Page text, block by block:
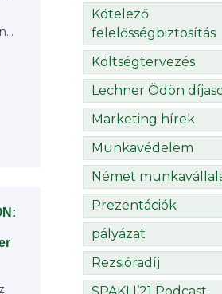
Kötelező
felelősségbiztosítás
Költségtervezés
Lechner Ödön
Marketing hírek
Munkavédelem
Német
Prezentációk
pályázat
Rezsióradíj
SPAKLI’21 Podcast